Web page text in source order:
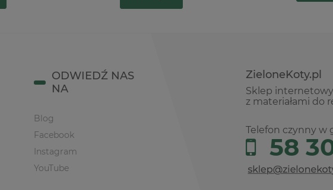
ZieloneKoty.pl
Sklep internetowy
z materiałami do
Telefon czynny w
58
ODWIEDŹ NAS
NA
Blog
Facebook
Instagram
YouTube